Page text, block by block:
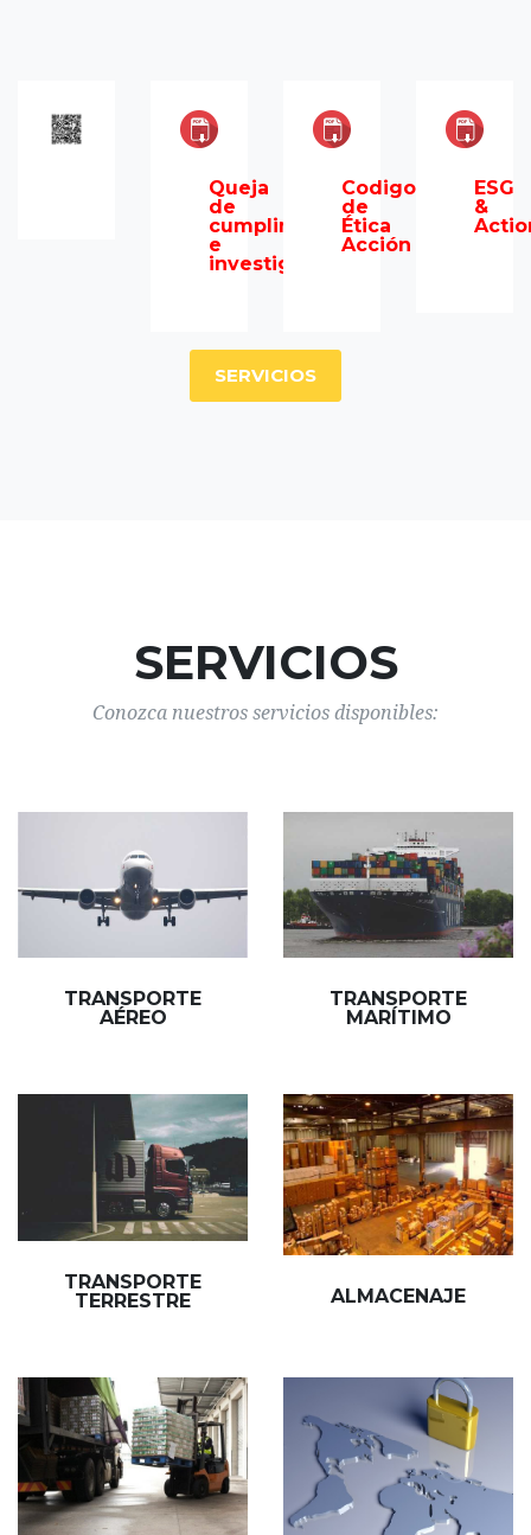
Queja
de
cumplimiento
e
investigación
Codigo
de
Ética
Acción
ESG
&
SERVICIOS
SERVICIOS
Conozca nuestros servicios disponibles:
TRANSPORTE
AÉREO
TRANSPORTE
MARÍTIMO
TRANSPORTE
TERRESTRE
ALMACENAJE